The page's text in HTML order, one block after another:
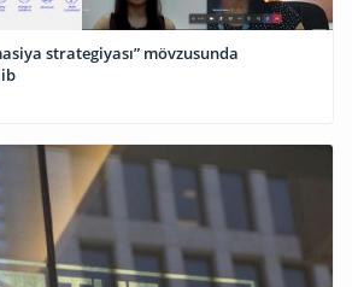
strategiyası” mövzusunda